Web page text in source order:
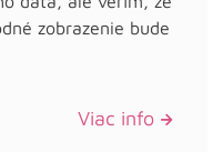
zobrazenie bude
Viac info